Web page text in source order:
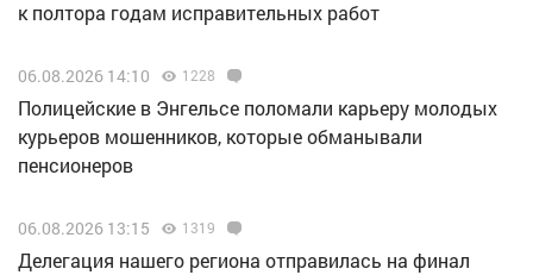
к полтора годам исправительных работ
06.08.2026 14:10 1228
Полицейские в Энгельсе поломали карьеру молодых
курьеров мошенников, которые обманывали
пенсионеров
06.08.2026 13:15 1319
Делегация нашего региона отправилась на финал